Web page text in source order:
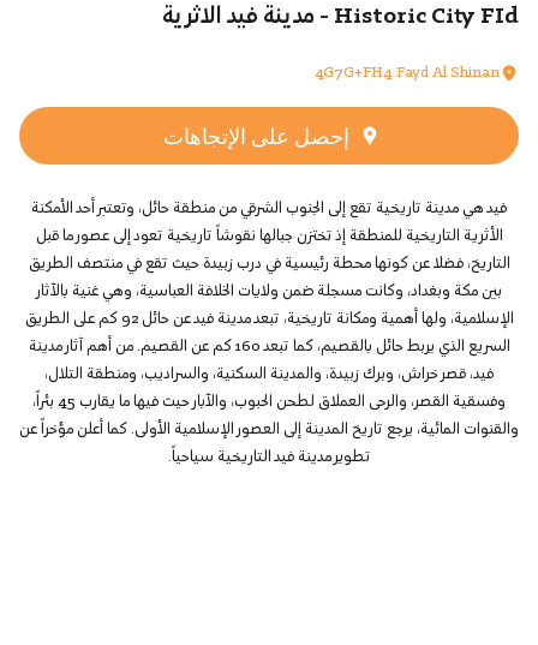
Historic City FId - مدينة فيد الاثرية
4G7G+FH4 Fayd Al Shinan
إحصل على الإتجاهات
فيد هي مدينة تاريخية تقع إلى الجنوب الشرقي من منطقة حائل، وتعتبر أحد الأمكنة
الأثرية التاريخية للمنطقة إذ تختزن جبالها نقوشاً تاريخية تعود إلى عصور ما قبل
التاريخ، فضلا عن كونها محطة رئيسية في درب زبيدة حيث تقع في منتصف الطريق
بين مكة وبغداد، وكانت مسجلة ضمن ولايات الخلافة العباسية، وهي غنية بالآثار
الإسلامية، ولها أهمية ومكانة تاريخية، تبعد مدينة فيد عن حائل 92 كم على الطريق
السريع الذي يربط حائل بالقصيم، كما تبعد 160 كم عن القصيم. من أهم آثار مدينة
فيد، قصر خراش، وبرك زبيدة، والمدينة السكنية، والسراديب، ومنطقة التلال،
وفسقية القصر، والرحى العملاق لطحن الحبوب، والآبار حيث فيها ما يقارب 45 بئراً،
والقنوات المائية، يرجع تاريخ المدينة إلى العصور الإسلامية الأولى. كما أعلن مؤخراً عن
تطوير مدينة فيد التاريخية سياحياً.